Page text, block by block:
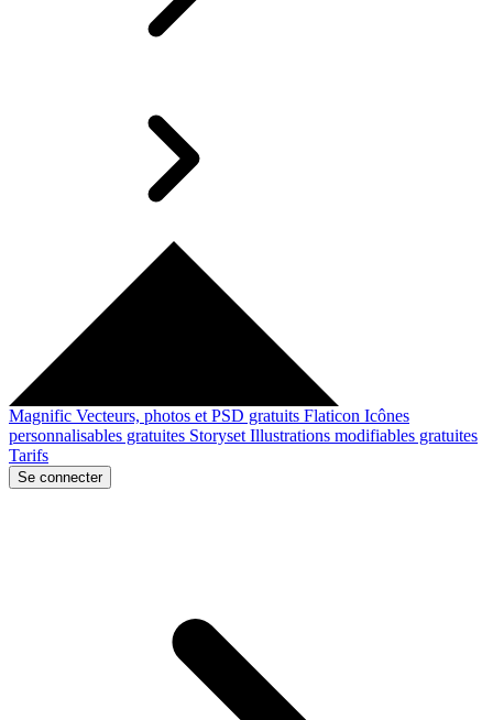
Magnific Vecteurs, photos et PSD gratuits Flaticon Icônes
personnalisables gratuites Storyset Illustrations modifiables gratuites
Tarifs
Se connecter